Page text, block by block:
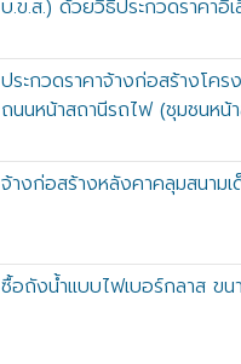
บ.ข.ส.) ด้วยวิธีประกวดราคา
ประกวดราคาจ้างก่อสร้างโค
ถนนหน้าสถานีรถไฟ (ชุมชนห
จ้างก่อสร้างหลังคาคลุมสนามเ
ซื้อถังน้ำแบบไฟเบอร์กลาส ข